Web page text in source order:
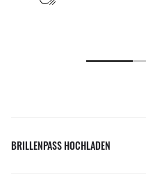
BRILLENPASS HOCHLADEN